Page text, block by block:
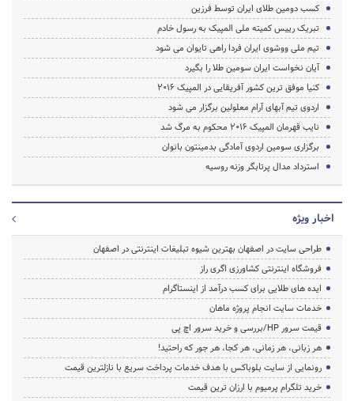
کسب دومین طلای ایران توسط فرزین
تبریک رییس کمیته ملی المپیک به رسول خادم
تیم ملی ووشوی ایران فردا راهی تایوان می شود
آیان نخواست ایران سومین طلا را بگیرد
کنیا موفق ترین کشور آفریقایی در المپیک 2016
اردوی تیم آبهای آرام معلولین برگزار می شود
نایب قهرمان المپیک 2016 محکوم به مرگ شد
برگزاری سومین اردوی آمادگی بدمینتون بانوان
استرداد مدال پرتابگر وزنه روسیه
اخبار ویژه
طراحی سایت در اصفهان بهترین شیوه تبلیغات اینترنتی در اصفهان
فروشگاه اینترنتی کشاورزی اگری راز
ایده های طلایی برای کسب درآمد از اینستاگرام
خدمات سایت انجام پروژه ماهان
قیمت سرور HP/بررسی و خرید سرور اچ پی
هر زبانی، هر زمانی، هر کجا، هر جور که راحتید!
رونمایی از سایت بلوباکس با هدف خدمات پرداخت سریع با نازلترین قیمت
خرید تلگرام پرمیوم با ارزان ترین قیمت